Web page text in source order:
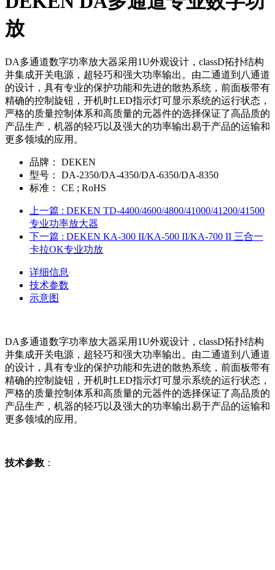
放
DA多通道数字功率放大器采用1U外观设计，classD拓扑结构
并集成开关电源，超轻巧和强大功率输出。由二通道到八通道
的设计，具有专业的保护功能和先进的散热系统，前面板带有
精确的控制旋钮，开机时LED指示灯可显示系统的运行状态，
严格的质量控制体系和高质量的元器件的选择保证了高品质的
产品生产，机器的轻巧以及强大的功率输出易于产品的运输和
更多领域的应用。
品牌：
DEKEN
型号：
DA-2350/DA-4350/DA-6350/DA-8350
标准：
CE ; RoHS
上一篇 : DEKEN TD-4400/4600/4800/41000/41200/41500
专业功率放大器
下一篇 : DEKEN KA-300 II/KA-500 II/KA-700 II 三合一
卡拉OK专业功放
详细信息
技术参数
示意图
DA多通道数字功率放大器采用1U外观设计，classD拓扑结构
并集成开关电源，超轻巧和强大功率输出。由二通道到八通道
的设计，具有专业的保护功能和先进的散热系统，前面板带有
精确的控制旋钮，开机时LED指示灯可显示系统的运行状态，
严格的质量控制体系和高质量的元器件的选择保证了高品质的
产品生产，机器的轻巧以及强大的功率输出易于产品的运输和
更多领域的应用。
技术参数 ：